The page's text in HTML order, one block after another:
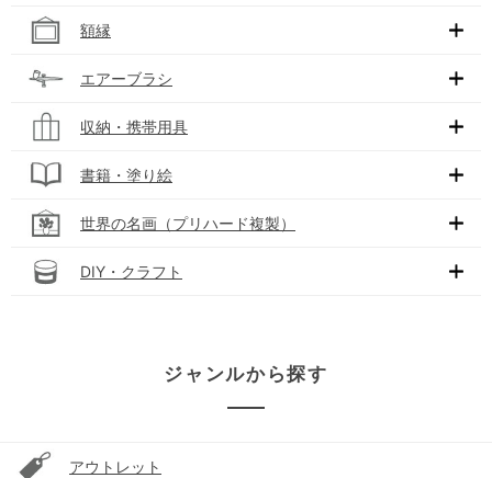
額縁
エアーブラシ
収納・携帯用具
書籍・塗り絵
世界の名画（プリハード複製）
DIY・クラフト
ジャンルから探す
アウトレット